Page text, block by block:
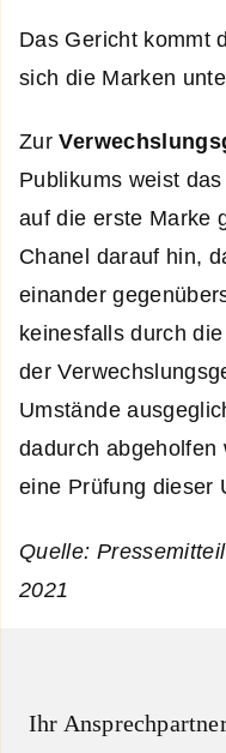
Das Gericht kommt
sich die Marken
Zur
Publikums weist
auf die erste Marke
Chanel darauf hin,
einander
keinesfalls durch
der
Umstände
dadurch abgeholfen
eine Prüfung dieser
Quelle:
2021
Ihr